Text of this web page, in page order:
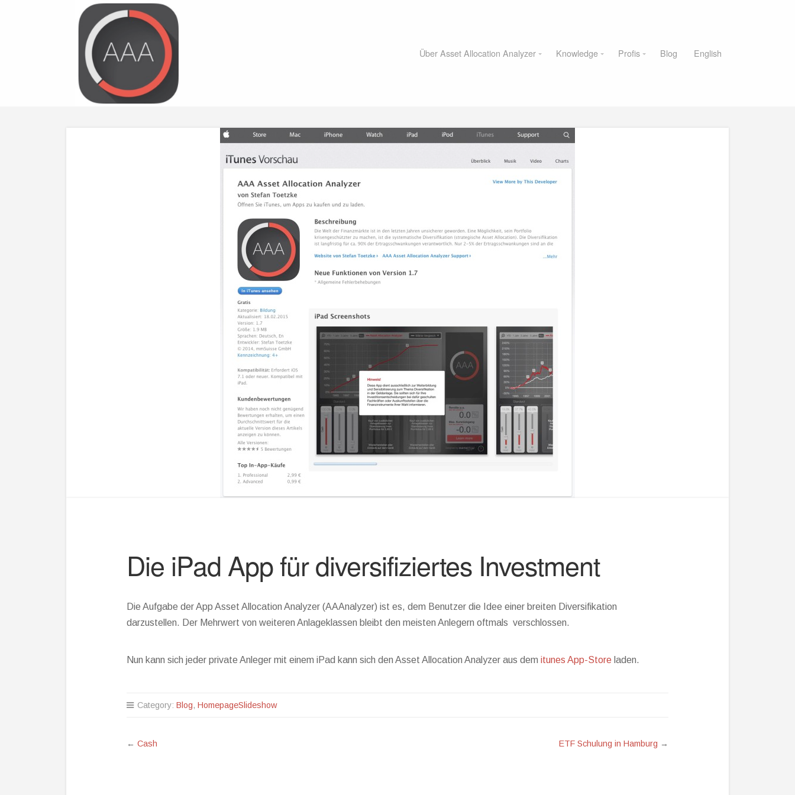
Über Asset Allocation Analyzer Knowledge Profis Blog English
Die iPad App für diversifiziertes Investment
Die Aufgabe der App Asset Allocation Analyzer (AAAnalyzer) ist es, dem Benutzer die Idee einer breiten Diversifikation
darzustellen. Der Mehrwert von weiteren Anlageklassen bleibt den meisten Anlegern oftmals verschlossen.
Nun kann sich jeder private Anleger mit einem iPad kann sich den Asset Allocation Analyzer aus demitunes App-Store laden.
Category:Blog,HomepageSlideshow
←Cash ETF Schulung in Hamburg →